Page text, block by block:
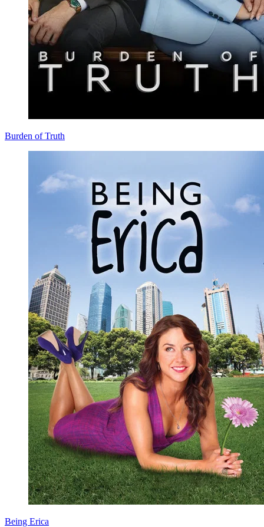
Burden of Truth
Being Erica